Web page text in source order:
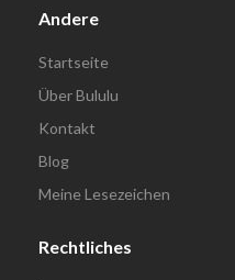
Andere
Startseite
Über Bululu
Kontakt
Blog
Meine Lesezeichen
Rechtliches